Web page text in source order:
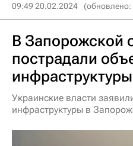
09:49 20.02.2024
В Запорожской
пострадали
инфраструктуры
Украинские власти
инфраструктуры в